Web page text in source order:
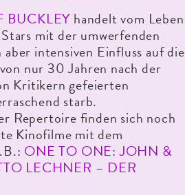
BUCKLEY handelt vom Leben
mit der umwerfenden
intensiven Einfluss auf die
nur 30 Jahren nach der
Kritikern gefeierten
starb.
Repertoire finden sich noch
Kinofilme mit dem
ONE TO ONE: JOHN &
LECHNER – DER